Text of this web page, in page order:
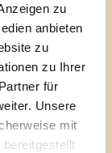
zu
anbieten
zu
zu Ihrer
für
Unsere
mit
einem
Gespräch
eines
Allerdings
oder
einen